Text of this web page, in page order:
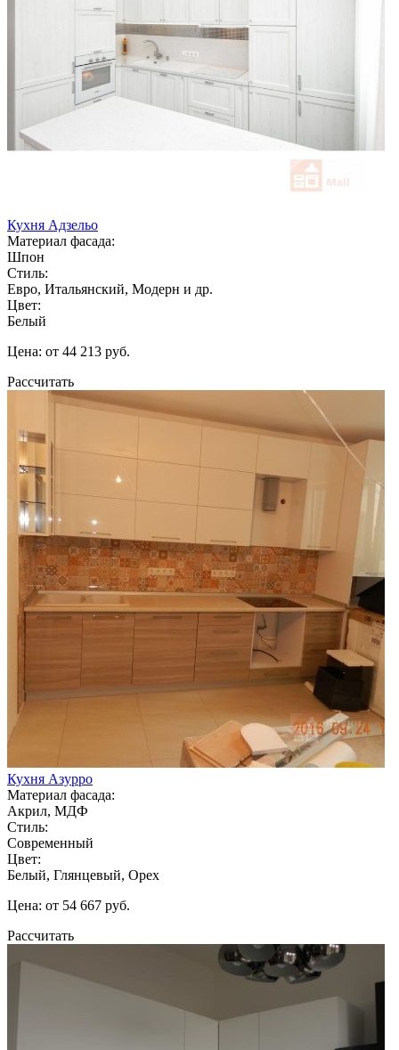
Кухня Адзельо
Материал фасада:
Шпон
Стиль:
Евро, Итальянский, Модерн и др.
Цвет:
Белый
Цена: от 44 213 руб.
Рассчитать
Кухня Азурро
Материал фасада:
Акрил, МДФ
Стиль:
Современный
Цвет:
Белый, Глянцевый, Орех
Цена: от 54 667 руб.
Рассчитать